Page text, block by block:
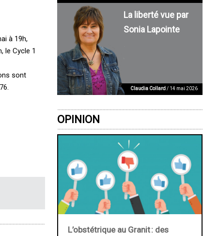
à 19h,
le Cycle 1
sont
La liberté vue par
Sonia Lapointe
Claudia Collard/ 14 mai 2026
OPINION
L’obstétrique au ­Granit : des